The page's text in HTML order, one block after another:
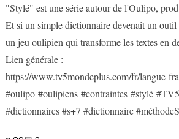
"Stylé" est une série autour de l'Oulipo,
Et si un simple dictionnaire devenait un
un jeu oulipien qui transforme les textes en
Lien générale :
https://www.tv5mondeplus.com/fr/langue-
#oulipo #oulipiens #contraintes #stylé
#dictionnaires #s+7 #dictionnaire